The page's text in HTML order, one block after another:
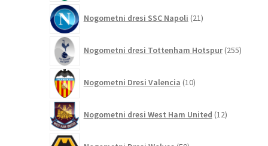
Nogometni dresi SSC Napoli 21izdelkov
Nogometni dresi Tottenham Hotspur 255
Nogometni Dresi Valencia 10izdelkov
Nogometni dresi West Ham United 12izdelkov